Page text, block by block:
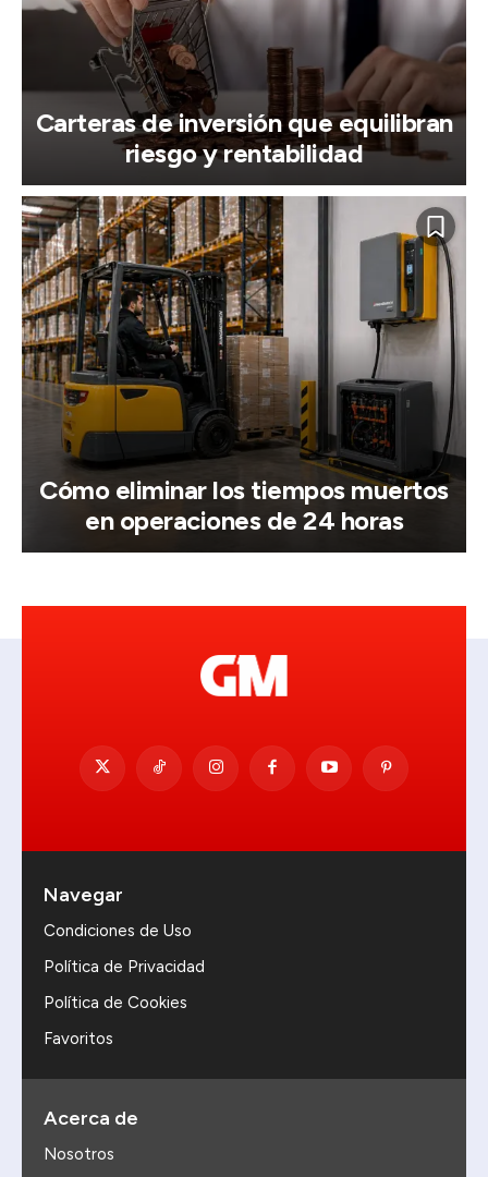
Carteras de inversión que equilibran
riesgo y rentabilidad
Cómo eliminar los tiempos muertos
en operaciones de 24 horas
Navegar
Condiciones de Uso
Política de Privacidad
Política de Cookies
Favoritos
Acerca de
Nosotros